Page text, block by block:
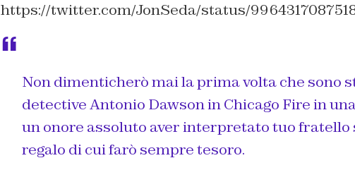
https://twitter.com/JonSeda/status/
Non dimenticherò mai la prima volta che sono
detective Antonio Dawson in Chicago Fire in
un onore assoluto aver interpretato tuo fratello
regalo di cui farò sempre tesoro.